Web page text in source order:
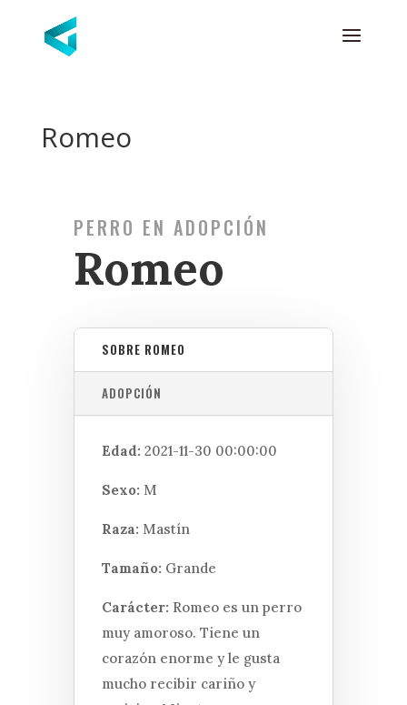
Romeo
PERRO EN ADOPCIÓN
Romeo
SOBRE ROMEO
ADOPCIÓN
Edad: 2021-11-30 00:00:00
Sexo: M
Raza: Mastín
Tamaño: Grande
Carácter: Romeo es un perro
muy amoroso. Tiene un
corazón enorme y le gusta
mucho recibir cariño y